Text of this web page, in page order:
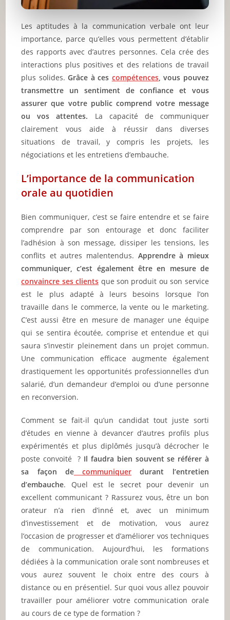
Les aptitudes à la communication verbale ont leur
importance, parce qu’elles vous permettent d’établir
des rapports avec d’autres personnes. Cela crée des
interactions plus positives et des relations de travail
plus solides.Grâce à ces compétences, vous pouvez
transmettre un sentiment de confiance et vous
assurer que votre public comprend votre message
ou vos attentes. La capacité de communiquer
clairement vous aide à réussir dans diverses
situations de travail, y compris les projets, les
négociations et les entretiens d’embauche.
L’importance de la communication
orale au quotidien
Bien communiquer, c’est se faire entendre et se faire
comprendre par son entourage et donc faciliter
l’adhésion à son message, dissiper les tensions, les
conflits et autres malentendus. Apprendre à mieux
communiquer, c’est également être en mesure de
convaincre ses clients que son produit ou son service
est le plus adapté à leurs besoins lorsque l’on
travaille dans le commerce, la vente ou le marketing.
C’est aussi être en mesure de manager une équipe
qui se sentira écoutée, comprise et entendue et qui
saura s’investir pleinement dans un projet commun.
Une communication efficace augmente également
drastiquement les opportunités professionnelles d’un
salarié, d’un demandeur d’emploi ou d’une personne
en reconversion.
Comment se fait-il qu’un candidat tout juste sorti
d’études en vienne à devancer d’autres profils plus
expérimentés et plus diplômés jusqu’à décrocher le
poste convoité ? Il faudra bien souvent se référer à
sa façon decommuniquer durant l’entretien
d’embauche. Quel est le secret pour devenir un
excellent communicant ? Rassurez vous, être un bon
orateur n’a rien d’inné et, avec un minimum
d’investissement et de motivation, vous aurez
l’occasion de progresser et d’améliorer vos techniques
de communication. Aujourd’hui, les formations
dédiées à la communication orale sont nombreuses et
vous aurez souvent le choix entre des cours à
distance ou en présentiel. Sur quoi vous allez pouvoir
travailler pour améliorer votre communication orale
au cours de ce type de formation ?